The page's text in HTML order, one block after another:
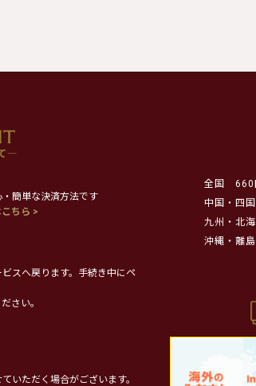
簡単な決済方法です
ちら >
スへ戻ります。手続き中にペ
さい。
いただく場合がございます。
全国
660
中国・四国
九州・北
沖縄・離